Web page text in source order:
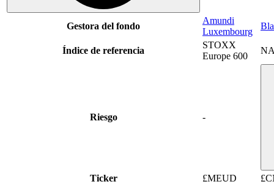
Gestora del fondo
Amundi
Luxembourg
Índice de referencia
STOXX
Europe 600
Riesgo -
Ticker £MEUD